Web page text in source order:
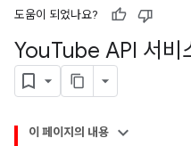
도움이 되었나요?
YouTube API 서비
이 페이지의 내용